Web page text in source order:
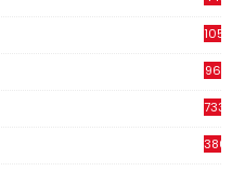
1056
96
7332